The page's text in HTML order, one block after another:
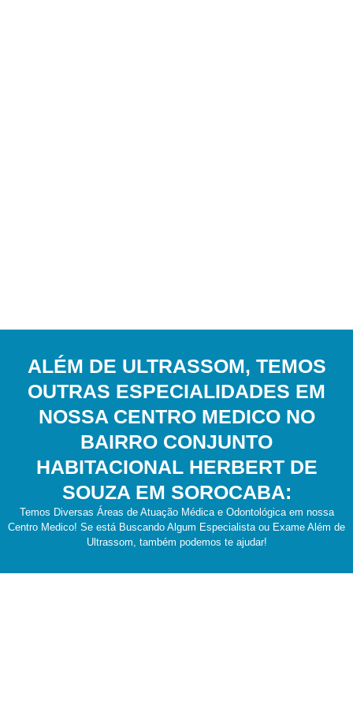
ALÉM DE ULTRASSOM, TEMOS
OUTRAS ESPECIALIDADES EM
NOSSA CENTRO MEDICO NO
BAIRRO CONJUNTO
HABITACIONAL HERBERT DE
SOUZA EM SOROCABA:
Temos Diversas Áreas de Atuação Médica e Odontológica em nossa
Centro Medico! Se está Buscando Algum Especialista ou Exame Além de
Ultrassom, também podemos te ajudar!